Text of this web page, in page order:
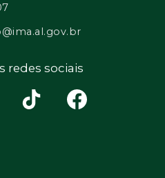
redes sociais